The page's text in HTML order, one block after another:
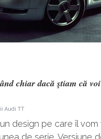
chiar dacă ştiam că
Audi TT
design pe care îl
de serie. Versiune